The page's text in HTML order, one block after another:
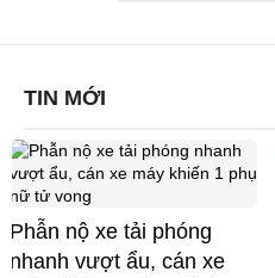
TIN MỚI
Phẫn nộ xe tải phóng
nhanh vượt ẩu, cán xe